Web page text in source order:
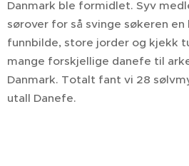
Danmark ble formidlet. Syv
sørover for så svinge søkeren en
funnbilde, store jorder og kjekk
mange forskjellige danefe til
Danmark. Totalt fant vi 28
utall Danefe.